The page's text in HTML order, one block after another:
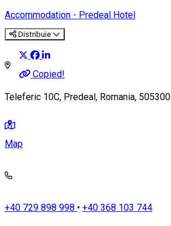
Accommodation - Predeal Hotel
Distribuie
Copied!
Teleferic 10C, Predeal, Romania, 505300
Map
+40 729 898 998 • +40 368 103 744